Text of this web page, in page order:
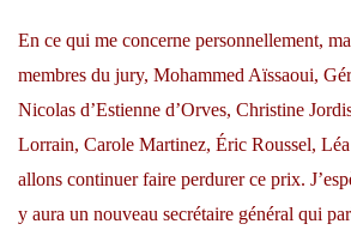
En ce qui me concerne personnellement,
membres du jury, Mohammed Aïssaoui,
Nicolas d’Estienne d’Orves, Christine
Lorrain, Carole Martinez, Éric Roussel,
allons continuer faire perdurer ce prix.
y aura un nouveau secrétaire général qui